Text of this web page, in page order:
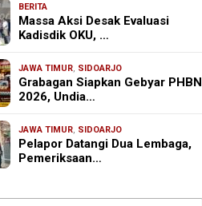
BERITA
Massa Aksi Desak Evaluasi
Kadisdik OKU, …
JAWA TIMUR, SIDOARJO
Grabagan Siapkan Gebyar PHBN
2026, Undia…
JAWA TIMUR, SIDOARJO
Pelapor Datangi Dua Lembaga,
Pemeriksaan…